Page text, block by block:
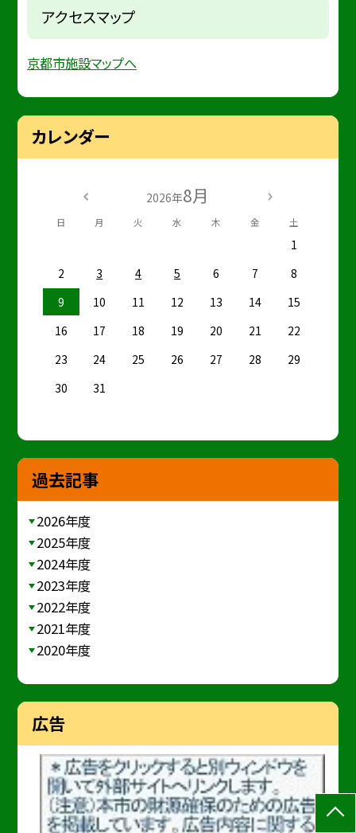
アクセスマップ
京都市施設マップへ
カレンダー
2026年8月
日 月 火 水 木 金 土
1
2
3 4 5 6 7
8
9
10 11 12 13 14
15
16
17 18 19 20 21
22
23
24 25 26 27 28
29
30
31
過去記事
2026年度
2025年度
2024年度
2023年度
2022年度
2021年度
2020年度
広告